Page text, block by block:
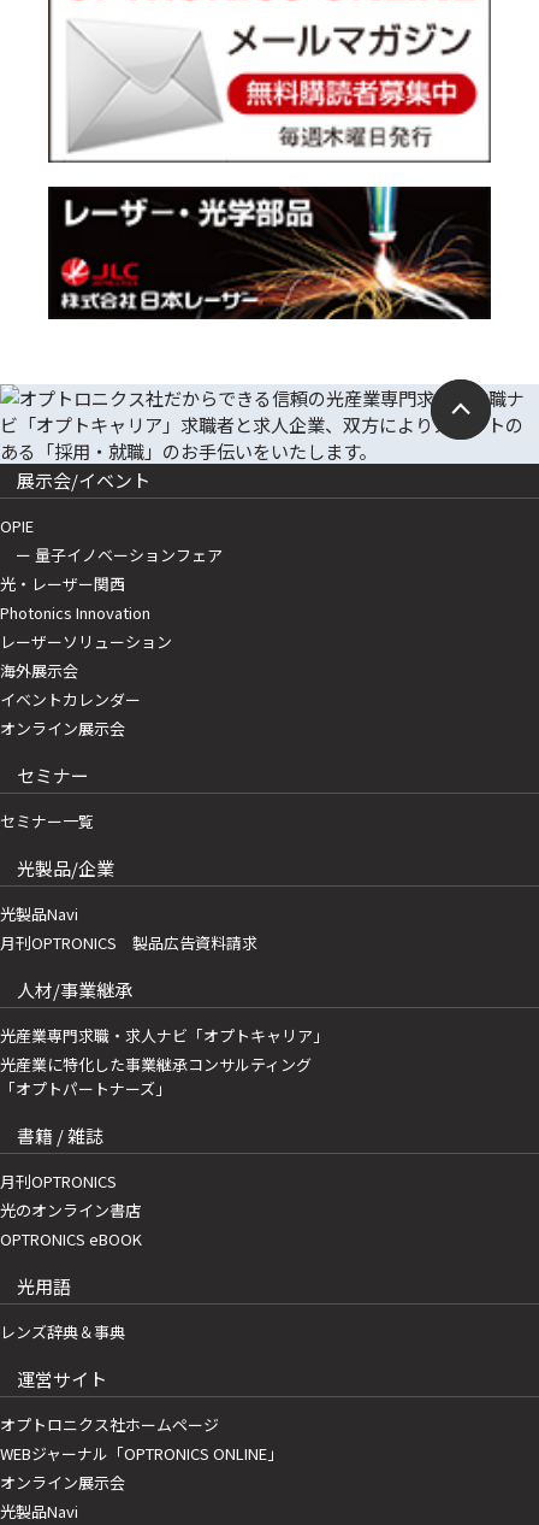
展示会/イベント
OPIE
ー 量子イノベーションフェア
光・レーザー関西
Photonics Innovation
レーザーソリューション
海外展示会
イベントカレンダー
オンライン展示会
セミナー
セミナー一覧
光製品/企業
光製品Navi
月刊OPTRONICS 製品広告資料請求
人材/事業継承
光産業専門求職・求人ナビ「オプトキャリア」
光産業に特化した事業継承コンサルティング
「オプトパートナーズ」
書籍 / 雑誌
月刊OPTRONICS
光のオンライン書店
OPTRONICS eBOOK
光用語
レンズ辞典＆事典
運営サイト
オプトロニクス社ホームページ
WEBジャーナル「OPTRONICS ONLINE」
オンライン展示会
光製品Navi